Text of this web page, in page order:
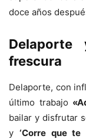
doce años
Delaporte
frescura
Delaporte, con
último trabajo
bailar y disfrutar
y ‘Corre que te